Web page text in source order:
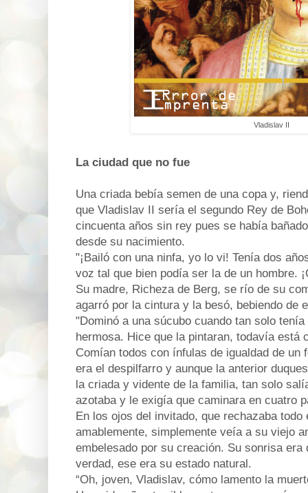
Vladislav II
La ciudad que no fue
Una criada bebía semen de una copa y,
que Vladislav II sería el segundo Rey de
cincuenta años sin rey pues se había
desde su nacimiento.
"¡Bailó con una ninfa, yo lo vi! Tenía dos
voz tal que bien podía ser la de un hombre.
Su madre, Richeza de Berg, se río de su
agarró por la cintura y la besó, bebiendo de
"Dominó a una súcubo cuando tan solo
hermosa. Hice que la pintaran, todavía está
Comían todos con ínfulas de igualdad de un
era el despilfarro y aunque la anterior
la criada y vidente de la familia, tan solo
azotaba y le exigía que caminara en cuatro
En los ojos del invitado, que rechazaba todo
amablemente, simplemente veía a su viejo
embelesado por su creación. Su sonrisa
verdad, ese era su estado natural.
“Oh, joven, Vladislav, cómo lamento la